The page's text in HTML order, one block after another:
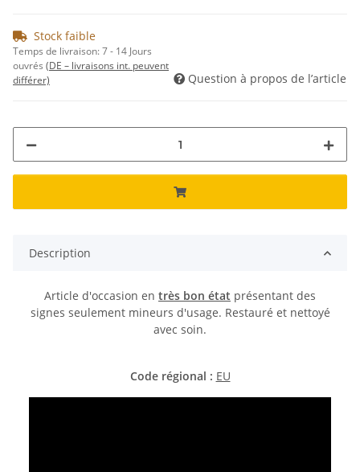
Stock faible
Temps de livraison:7 - 14 Jours
ouvrés (DE – livraisons int. peuvent
différer)
Question à propos de l’article
Description
Article d'occasion en très bon état présentant des
signes seulement mineurs d'usage. Restauré et nettoyé
avec soin.
Code régional : EU